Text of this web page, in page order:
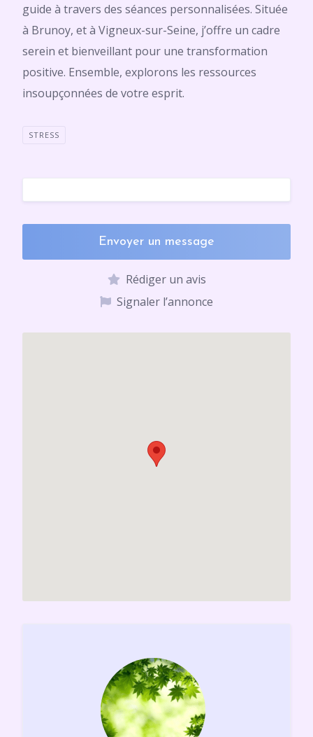
guide à travers des séances personnalisées. Située
à Brunoy, et à Vigneux-sur-Seine, j’offre un cadre
serein et bienveillant pour une transformation
positive. Ensemble, explorons les ressources
insoupçonnées de votre esprit.
STRESS
Envoyer un message
Rédiger un avis
Signaler l’annonce